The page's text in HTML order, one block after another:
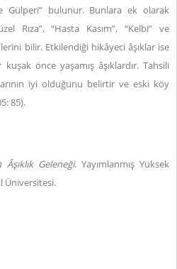
Gülperi” bulunur. Bunlara ek olarak
Rıza”, “Hasta Kasım”, “Kelbi” ve
bilir. Etkilendiği hikâyeci âşıklar ise
önce yaşamış âşıklardır. Tahsili
iyi olduğunu belirtir ve eski köy
85).
Âşıklık Geleneği. Yayımlanmış Yüksek
Üniversitesi.